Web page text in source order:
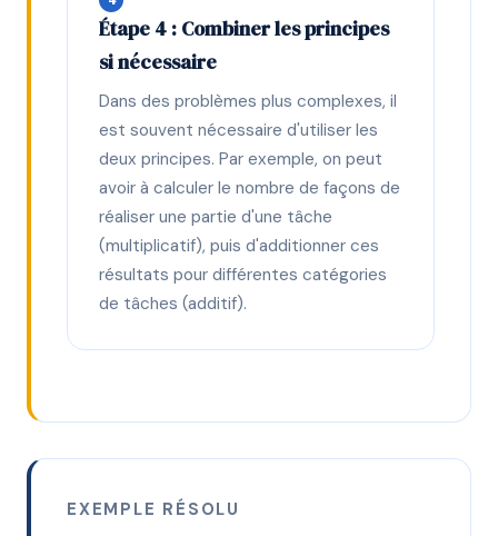
Étape 4 : Combiner les principes
si nécessaire
Dans des problèmes plus complexes, il
est souvent nécessaire d'utiliser les
deux principes. Par exemple, on peut
avoir à calculer le nombre de façons de
réaliser une partie d'une tâche
(multiplicatif), puis d'additionner ces
résultats pour différentes catégories
de tâches (additif).
EXEMPLE RÉSOLU